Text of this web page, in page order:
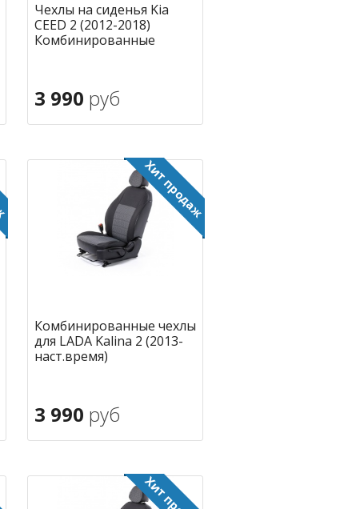
Чехлы на сиденья Kia
CEED 2 (2012-2018)
Комбинированные
3 990 руб
Комбинированные чехлы
для LADA Kalina 2 (2013-
наст.время)
3 990 руб
В корзину